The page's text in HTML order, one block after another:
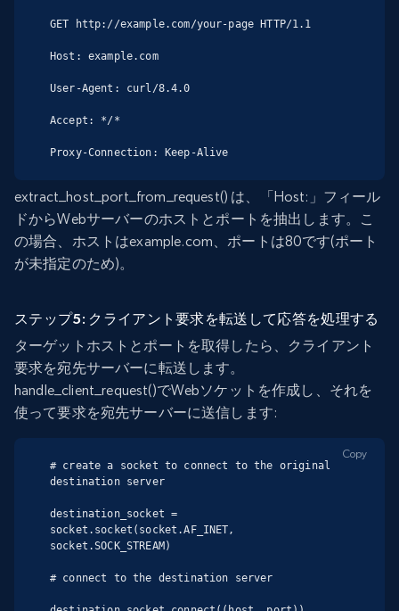
GET http://example.com/your-page HTTP/1.1
Host: example.com
User-Agent: curl/8.4.0
Accept: */*
Proxy-Connection: Keep-Alive
extract_host_port_from_request() は、「Host:」フィール
ドからWebサーバーのホストとポートを抽出します。こ
の場合、ホストはexample.com、ポートは80です(ポート
が未指定のため)。
ステップ5: クライアント要求を転送して応答を処理する
ターゲットホストとポートを取得したら、クライアント
要求を宛先サーバーに転送します。
handle_client_request()でWebソケットを作成し、それを
使って要求を宛先サーバーに送信します:
# create a socket to connect to the original
destination server
destination_socket =
socket.socket(socket.AF_INET,
socket.SOCK_STREAM)
# connect to the destination server
Copy